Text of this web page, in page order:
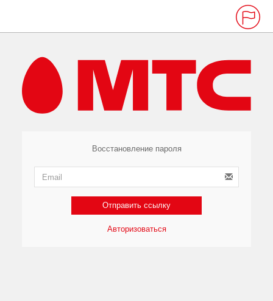
Восстановление пароля
Отправить ссылку
Авторизоваться